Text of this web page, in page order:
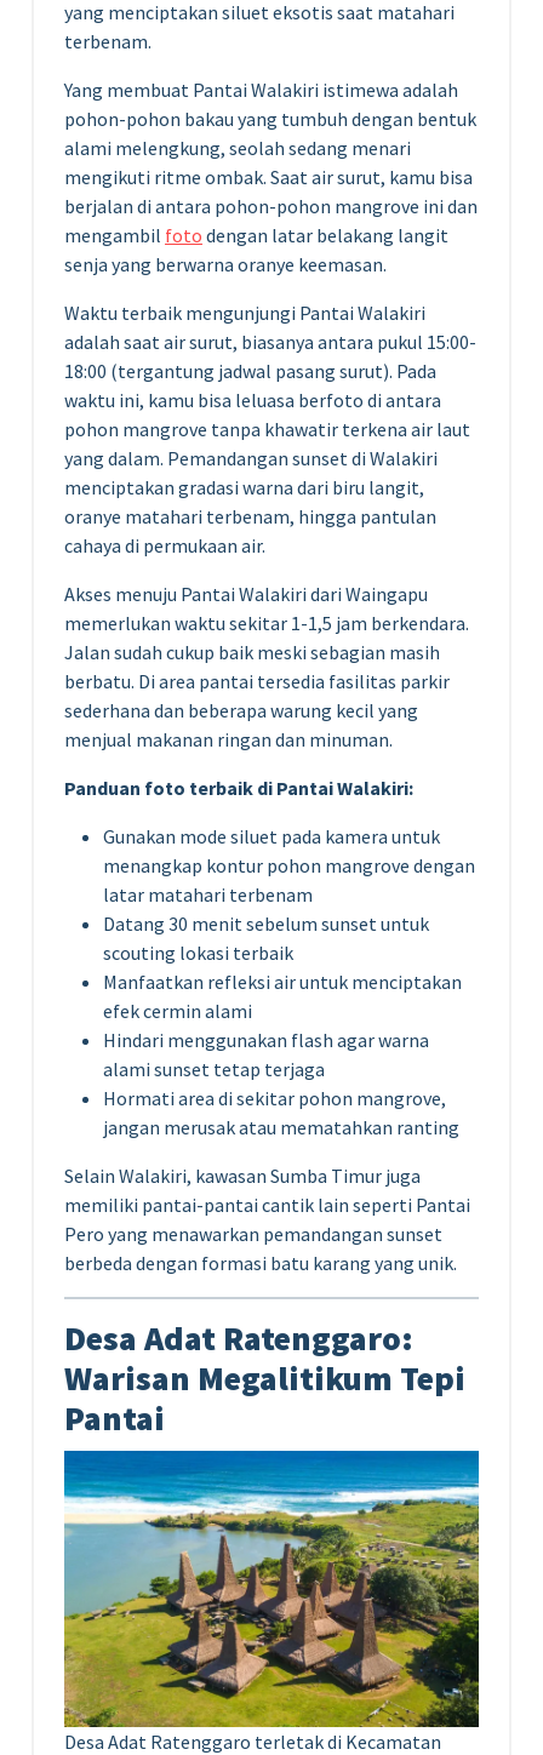
yang menciptakan siluet eksotis saat matahari
terbenam.
Yang membuat Pantai Walakiri istimewa adalah
pohon-pohon bakau yang tumbuh dengan bentuk
alami melengkung, seolah sedang menari
mengikuti ritme ombak. Saat air surut, kamu bisa
berjalan di antara pohon-pohon mangrove ini dan
mengambil foto dengan latar belakang langit
senja yang berwarna oranye keemasan.
Waktu terbaik mengunjungi Pantai Walakiri
adalah saat air surut, biasanya antara pukul 15:00-
18:00 (tergantung jadwal pasang surut). Pada
waktu ini, kamu bisa leluasa berfoto di antara
pohon mangrove tanpa khawatir terkena air laut
yang dalam. Pemandangan sunset di Walakiri
menciptakan gradasi warna dari biru langit,
oranye matahari terbenam, hingga pantulan
cahaya di permukaan air.
Akses menuju Pantai Walakiri dari Waingapu
memerlukan waktu sekitar 1-1,5 jam berkendara.
Jalan sudah cukup baik meski sebagian masih
berbatu. Di area pantai tersedia fasilitas parkir
sederhana dan beberapa warung kecil yang
menjual makanan ringan dan minuman.
Panduan foto terbaik di Pantai Walakiri:
Gunakan mode siluet pada kamera untuk
menangkap kontur pohon mangrove dengan
latar matahari terbenam
Datang 30 menit sebelum sunset untuk
scouting lokasi terbaik
Manfaatkan refleksi air untuk menciptakan
efek cermin alami
Hindari menggunakan flash agar warna
alami sunset tetap terjaga
Hormati area di sekitar pohon mangrove,
jangan merusak atau mematahkan ranting
Selain Walakiri, kawasan Sumba Timur juga
memiliki pantai-pantai cantik lain seperti Pantai
Pero yang menawarkan pemandangan sunset
berbeda dengan formasi batu karang yang unik.
Desa Adat Ratenggaro:
Warisan Megalitikum Tepi
Pantai
Desa Adat Ratenggaro terletak di Kecamatan